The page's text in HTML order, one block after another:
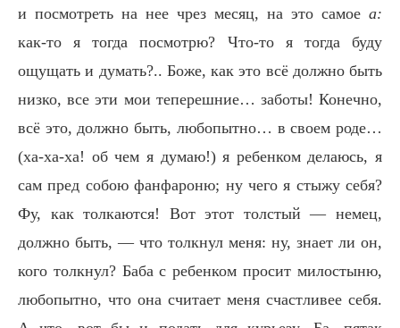
и посмотреть на нее чрез месяц, на это самое а:
как-то я тогда посмотрю? Что-то я тогда буду
ощущать и думать?.. Боже, как это всё должно быть
низко, все эти мои теперешние… заботы! Конечно,
всё это, должно быть, любопытно… в своем роде…
(ха-ха-ха! об чем я думаю!) я ребенком делаюсь, я
сам пред собою фанфароню; ну чего я стыжу себя?
Фу, как толкаются! Вот этот толстый — немец,
должно быть, — что толкнул меня: ну, знает ли он,
кого толкнул? Баба с ребенком просит милостыню,
любопытно, что она считает меня счастливее себя.